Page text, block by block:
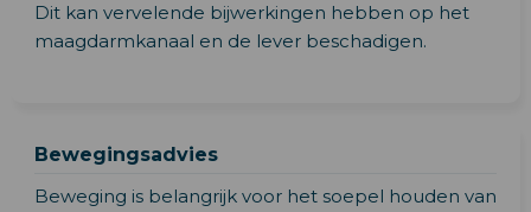
Dit kan vervelende bijwerkingen hebben op het
maagdarmkanaal en de lever beschadigen.
Bewegingsadvies
Beweging is belangrijk voor het soepel houden van